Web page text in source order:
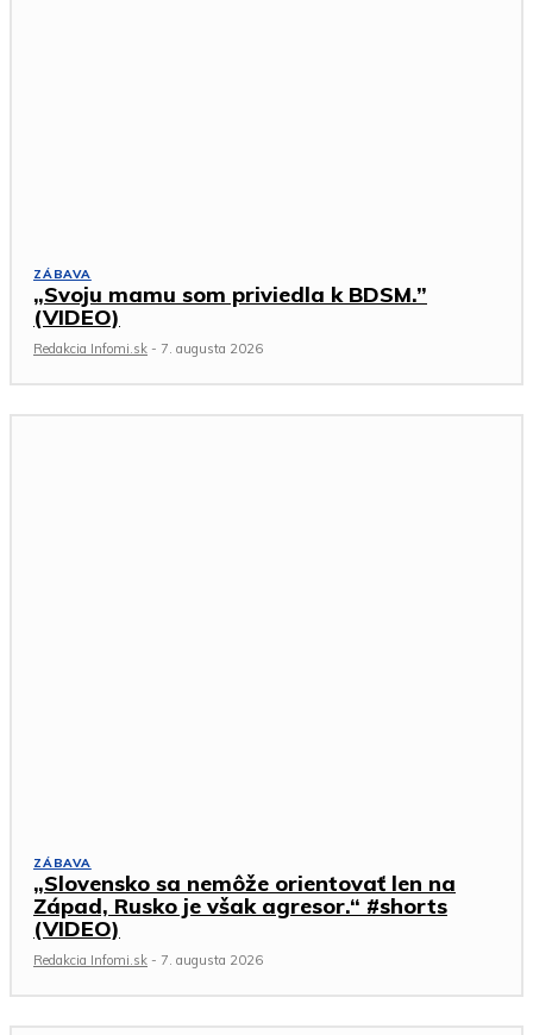
ZÁBAVA
„Svoju mamu som priviedla k BDSM.”
(VIDEO)
Redakcia Infomi.sk - 7. augusta 2026
ZÁBAVA
„Slovensko sa nemôže orientovať len na
Západ, Rusko je však agresor.“ #shorts
(VIDEO)
Redakcia Infomi.sk - 7. augusta 2026